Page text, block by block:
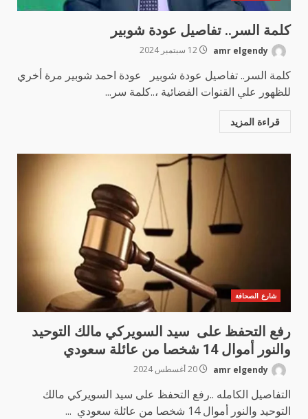
كلمة السر.. تفاصيل عودة شوبير
كلمة السر.. تفاصيل عودة شوبير عودة احمد شوبير مرة أخري
للظهور علي القنوات الفضائية ،..كلمة سر...
قراءة المزيد
شارع الصحافة
رفع التحفظ على سيد السويركي مالك التوحيد
والنور أموال 14 شخصا من عائلة سعودي
التفاصيل الكامله ..رفع التحفظ على سيد السويركي مالك
التوحيد والنور أموال 14 شخصا من عائلة سعودي ...